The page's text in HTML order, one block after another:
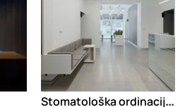
S
tomatološka ordinacija Dentonio